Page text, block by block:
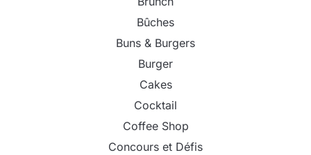
Bûches
Buns & Burgers
Burger
Cakes
Cocktail
Coffee Shop
Concours et Défis